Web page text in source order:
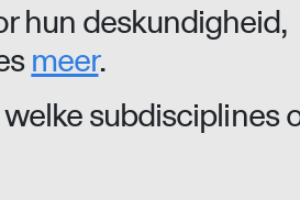
hun deskundigheid,
meer.
subdisciplines